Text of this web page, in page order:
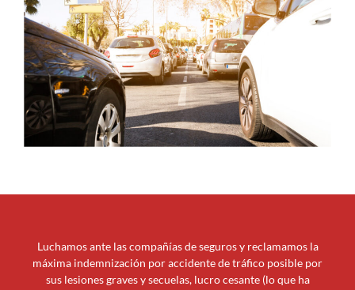
Luchamos ante las compañías de seguros y reclamamos la
máxima indemnización por accidente de tráfico posible por
sus lesiones graves y secuelas, lucro cesante (lo que ha